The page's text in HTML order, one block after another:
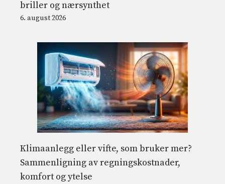
briller og nærsynthet
6. august 2026
Klimaanlegg eller vifte, som bruker mer?
Sammenligning av regningskostnader,
komfort og ytelse